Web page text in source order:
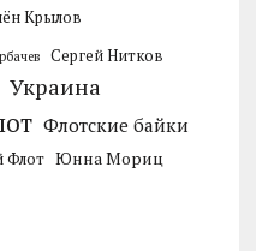
Крылов
Сергей Нитков
Украина
Флотские байки
Флот Юнна Мориц